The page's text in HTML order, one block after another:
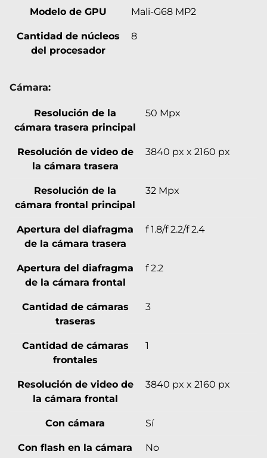
Modelo de GPU Mali-G68 MP2
Cantidad de núcleos
del procesador
8
Cámara:
Resolución de la
cámara trasera principal
50 Mpx
Resolución de video de
la cámara trasera
3840 px x 2160 px
Resolución de la
cámara frontal principal
32 Mpx
Apertura del diafragma
de la cámara trasera
f 1.8/f 2.2/f 2.4
Apertura del diafragma
de la cámara frontal
f 2.2
Cantidad de cámaras
traseras
3
Cantidad de cámaras
frontales
1
Resolución de video de
la cámara frontal
3840 px x 2160 px
Con cámara Sí
Con flash en la cámara
No